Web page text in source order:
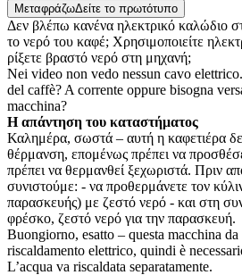
ΜεταφράζωΔείτε το πρωτότυπο
Δεν βλέπω κανένα ηλεκτρικό καλώδιο
το νερό του καφέ; Χρησιμοποιείτε
ρίξετε βραστό νερό στη μηχανή;
Nei video non vedo nessun cavo
del caffè? A corrente oppure bisogna
macchina?
Η απάντηση του καταστήματος
Καλημέρα, σωστά – αυτή η καφετιέρα
θέρμανση, επομένως πρέπει να
πρέπει να θερμανθεί ξεχωριστά. Πριν
συνιστούμε: - να προθερμάνετε τον
παρασκευής) με ζεστό νερό - και στη
φρέσκο, ζεστό νερό για την παρασκευή.
Buongiorno, esatto – questa macchina
riscaldamento elettrico, quindi è
L’acqua va riscaldata separatamente.